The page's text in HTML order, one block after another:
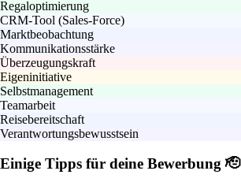
Regaloptimierung
CRM-Tool (Sales-Force)
Marktbeobachtung
Kommunikationsstärke
Überzeugungskraft
Eigeninitiative
Selbstmanagement
Teamarbeit
Reisebereitschaft
Verantwortungsbewusstsein
Einige Tipps für deine Bewerbung 🫡